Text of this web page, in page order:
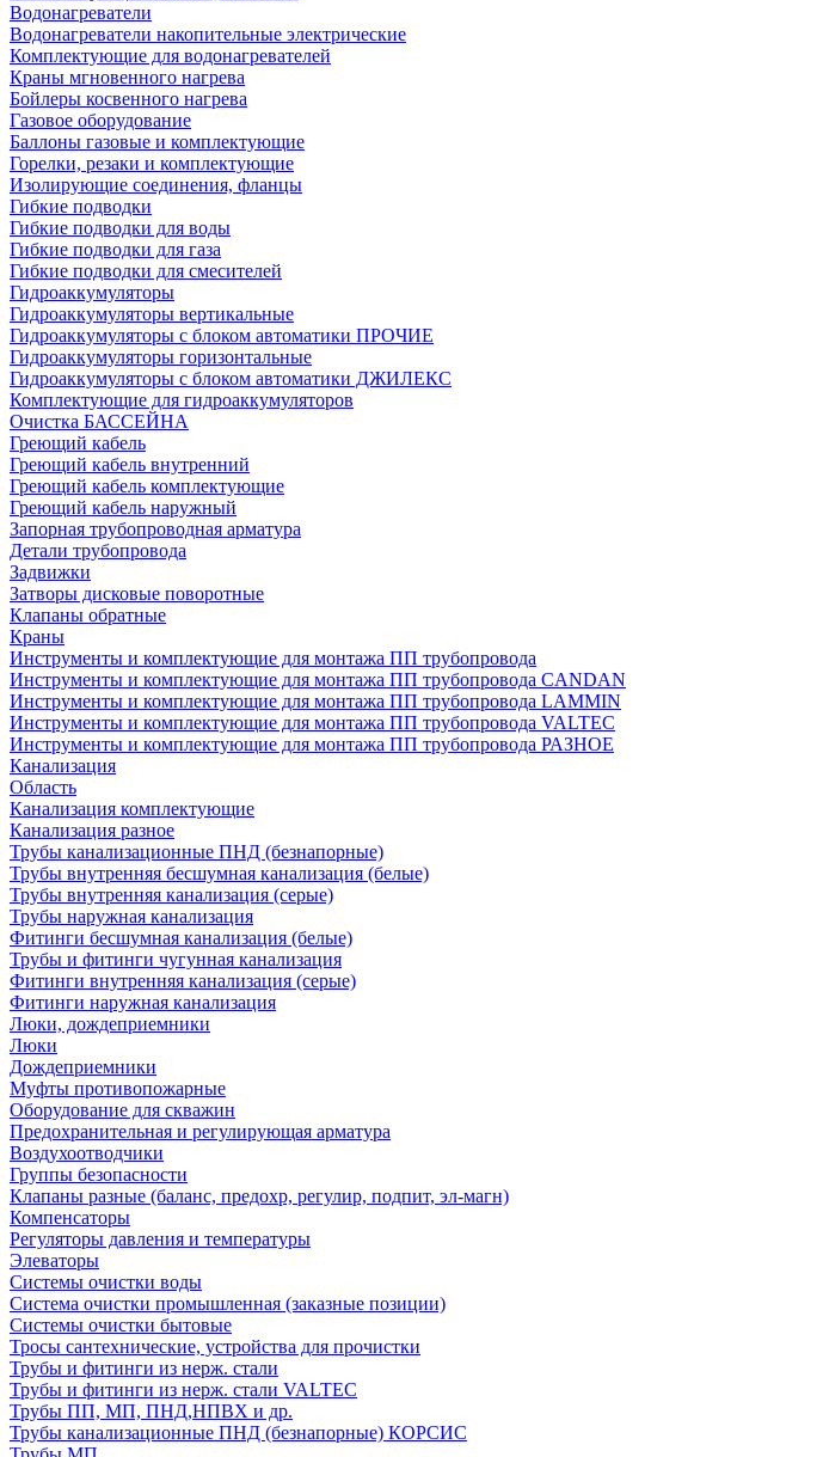
Водонагреватели
Водонагреватели накопительные электрические
Комплектующие для водонагревателей
Краны мгновенного нагрева
Бойлеры косвенного нагрева
Газовое оборудование
Баллоны газовые и комплектующие
Горелки, резаки и комплектующие
Изолирующие соединения, фланцы
Гибкие подводки
Гибкие подводки для воды
Гибкие подводки для газа
Гибкие подводки для смесителей
Гидроаккумуляторы
Гидроаккумуляторы вертикальные
Гидроаккумуляторы с блоком автоматики ПРОЧИЕ
Гидроаккумуляторы горизонтальные
Гидроаккумуляторы с блоком автоматики ДЖИЛЕКС
Комплектующие для гидроаккумуляторов
Очистка БАССЕЙНА
Греющий кабель
Греющий кабель внутренний
Греющий кабель комплектующие
Греющий кабель наружный
Запорная трубопроводная арматура
Детали трубопровода
Задвижки
Затворы дисковые поворотные
Клапаны обратные
Краны
Инструменты и комплектующие для монтажа ПП трубопровода
Инструменты и комплектующие для монтажа ПП трубопровода CANDAN
Инструменты и комплектующие для монтажа ПП трубопровода LAMMIN
Инструменты и комплектующие для монтажа ПП трубопровода VALTEC
Инструменты и комплектующие для монтажа ПП трубопровода РАЗНОЕ
Канализация
Область
Канализация комплектующие
Канализация разное
Трубы канализационные ПНД (безнапорные)
Трубы внутренняя бесшумная канализация (белые)
Трубы внутренняя канализация (серые)
Трубы наружная канализация
Фитинги бесшумная канализация (белые)
Трубы и фитинги чугунная канализация
Фитинги внутренняя канализация (серые)
Фитинги наружная канализация
Люки, дождеприемники
Люки
Дождеприемники
Муфты противопожарные
Оборудование для скважин
Предохранительная и регулирующая арматура
Воздухоотводчики
Группы безопасности
Клапаны разные (баланс, предохр, регулир, подпит, эл-магн)
Компенсаторы
Регуляторы давления и температуры
Элеваторы
Системы очистки воды
Система очистки промышленная (заказные позиции)
Системы очистки бытовые
Тросы сантехнические, устройства для прочистки
Трубы и фитинги из нерж. стали
Трубы и фитинги из нерж. стали VALTEC
Трубы ПП, МП, ПНД,НПВХ и др.
Трубы канализационные ПНД (безнапорные) КОРСИС